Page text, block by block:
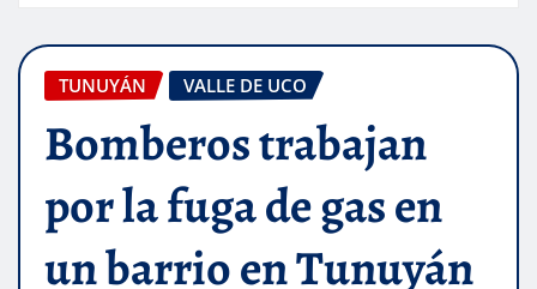
TUNUYÁN VALLE DE UCO
Bomberos trabajan
por la fuga de gas en
un barrio en Tunuyán